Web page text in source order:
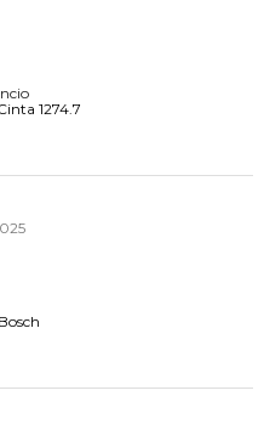
1274.7